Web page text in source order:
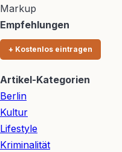
Markup
Empfehlungen
+ Kostenlos eintragen
Artikel-Kategorien
Berlin
Kultur
Lifestyle
Kriminalität